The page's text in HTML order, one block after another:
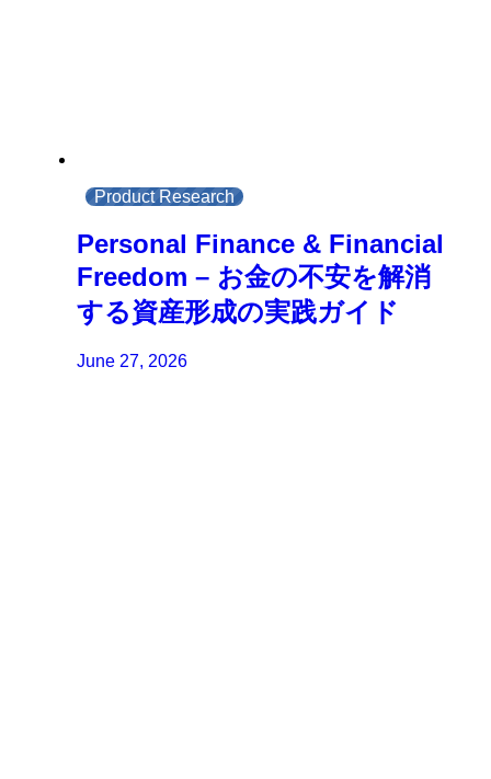
Product Research
Personal Finance & Financial
Freedom – お金の不安を解消
する資産形成の実践ガイド
June 27, 2026